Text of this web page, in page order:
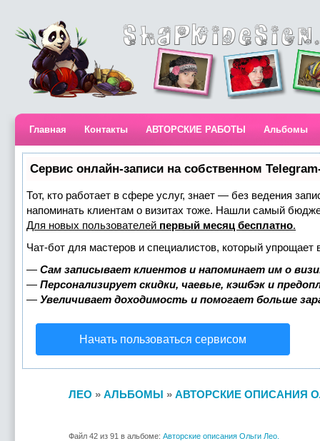
Главная Контакты АВТОРСКИЕ РАБОТЫ Альбомы
Сервис онлайн-записи на собственном
Тот, кто работает в сфере услуг, знает — без ведения
напоминать клиентам о визитах тоже. Нашли самый
Для новых пользователей первый месяц бесплатно.
Чат-бот для мастеров и специалистов, который упрощает
— Сам записывает клиентов и напоминает им о
— Персонализирует скидки, чаевые, кэшбэк и
— Увеличивает доходимость и помогает больше
Начать пользоваться сервисом
ЛЕО » АЛЬБОМЫ » АВТОРСКИЕ ОПИСАНИЯ
Файл 42 из 91 в альбоме: Авторские описания Ольги Лео.